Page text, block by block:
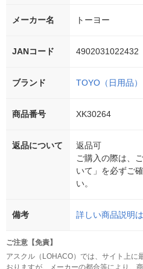
メーカー名 トーヨー
JANコード 4902031022432
ブランド TOYO（日用品）
商品番号 XK30264
返品について
返品可
ご購入の際は、
いて」を必ずご
い。
備考 詳しい商品説明
ご注意【免責】
アスクル（LOHACO）では、サイト上に